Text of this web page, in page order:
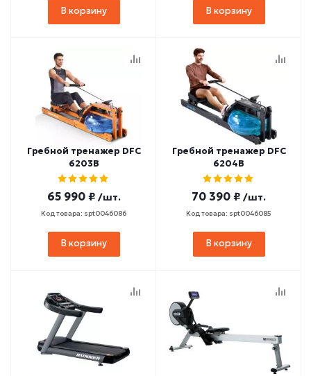
В корзину В корзину
Гребной тренажер DFC
6203B
65 990 ₽ /шт.
Код товара: spt0046086
В корзину
Гребной тренажер DFC
6204B
70 390 ₽ /шт.
Код товара: spt0046085
В корзину